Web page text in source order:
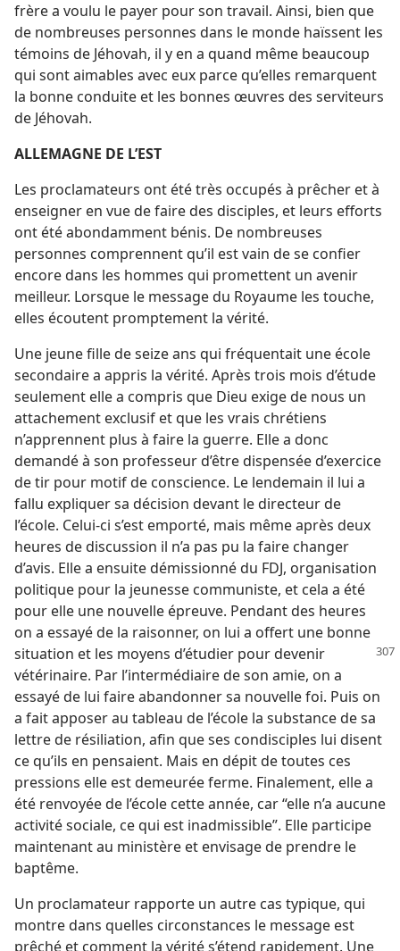
frère a voulu le payer pour son travail. Ainsi, bien que
de nombreuses personnes dans le monde haïssent les
témoins de Jéhovah, il y en a quand même beaucoup
qui sont aimables avec eux parce qu’elles remarquent
la bonne conduite et les bonnes œuvres des serviteurs
de Jéhovah.
ALLEMAGNE DE L’EST
Les proclamateurs ont été très occupés à prêcher et à
enseigner en vue de faire des disciples, et leurs efforts
ont été abondamment bénis. De nombreuses
personnes comprennent qu’il est vain de se confier
encore dans les hommes qui promettent un avenir
meilleur. Lorsque le message du Royaume les touche,
elles écoutent promptement la vérité.
Une jeune fille de seize ans qui fréquentait une école
secondaire a appris la vérité. Après trois mois d’étude
seulement elle a compris que Dieu exige de nous un
attachement exclusif et que les vrais chrétiens
n’apprennent plus à faire la guerre. Elle a donc
demandé à son professeur d’être dispensée d’exercice
de tir pour motif de conscience. Le lendemain il lui a
fallu expliquer sa décision devant le directeur de
l’école. Celui-ci s’est emporté, mais même après deux
heures de discussion il n’a pas pu la faire changer
d’avis. Elle a ensuite démissionné du FDJ, organisation
politique pour la jeunesse communiste, et cela a été
pour elle une nouvelle épreuve. Pendant des heures
on a essayé de la raisonner, on lui a offert une bonne
situation et les moyens d’étudier pour devenir
vétérinaire. Par l’intermédiaire de son amie, on a
essayé de lui faire abandonner sa nouvelle foi. Puis on
a fait apposer au tableau de l’école la substance de sa
lettre de résiliation, afin que ses condisciples lui disent
ce qu’ils en pensaient. Mais en dépit de toutes ces
pressions elle est demeurée ferme. Finalement, elle a
été renvoyée de l’école cette année, car “elle n’a aucune
activité sociale, ce qui est inadmissible”. Elle participe
maintenant au ministère et envisage de prendre le
baptême.
Un proclamateur rapporte un autre cas typique, qui
montre dans quelles circonstances le message est
prêché et comment la vérité s’étend rapidement. Une